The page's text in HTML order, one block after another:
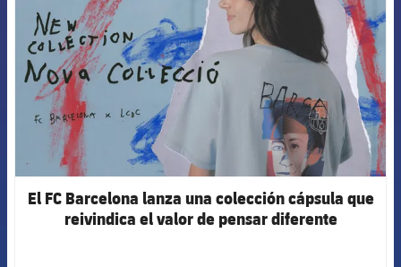
El FC Barcelona lanza una colección cápsula que
reivindica el valor de pensar diferente